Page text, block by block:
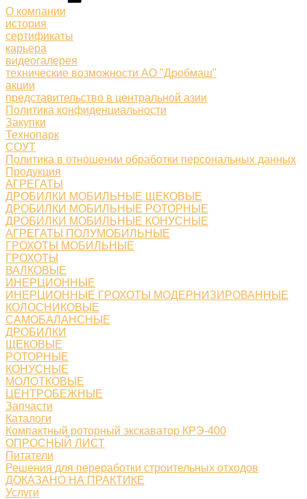
О компании
история
сертификаты
карьера
видеогалерея
технические возможности АО "Дробмаш"
акции
представительство в центральной азии
Политика конфиденциальности
Закупки
Технопарк
СОУТ
Политика в отношении обработки персональных данных
Продукция
АГРЕГАТЫ
ДРОБИЛКИ МОБИЛЬНЫЕ ЩЕКОВЫЕ
ДРОБИЛКИ МОБИЛЬНЫЕ РОТОРНЫЕ
ДРОБИЛКИ МОБИЛЬНЫЕ КОНУСНЫЕ
АГРЕГАТЫ ПОЛУМОБИЛЬНЫЕ
ГРОХОТЫ МОБИЛЬНЫЕ
ГРОХОТЫ
ВАЛКОВЫЕ
ИНЕРЦИОННЫЕ
ИНЕРЦИОННЫЕ ГРОХОТЫ МОДЕРНИЗИРОВАННЫЕ
КОЛОСНИКОВЫЕ
САМОБАЛАНСНЫЕ
ДРОБИЛКИ
ЩЕКОВЫЕ
РОТОРНЫЕ
КОНУСНЫЕ
МОЛОТКОВЫЕ
ЦЕНТРОБЕЖНЫЕ
Запчасти
Каталоги
Компактный роторный экскаватор КРЭ-400
ОПРОСНЫЙ ЛИСТ
Питатели
Решения для переработки строительных отходов
ДОКАЗАНО НА ПРАКТИКЕ
Услуги